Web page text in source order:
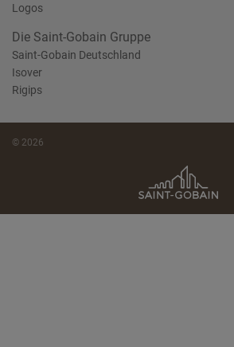
Logos
Die Saint-Gobain Gruppe
Saint-Gobain Deutschland
Isover
Rigips
© 2026